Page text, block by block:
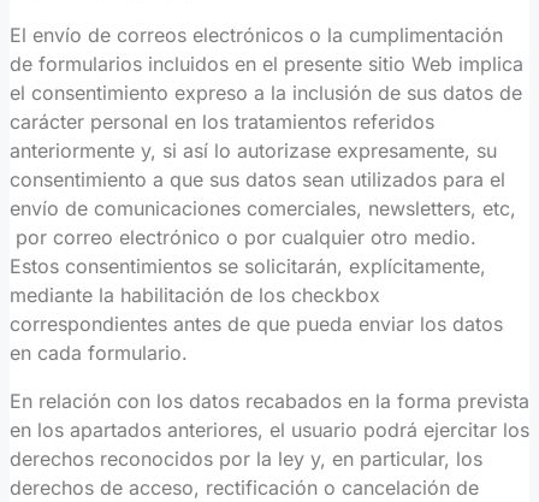
El envío de correos electrónicos o la cumplimentación
de formularios incluidos en el presente sitio Web implica
el consentimiento expreso a la inclusión de sus datos de
carácter personal en los tratamientos referidos
anteriormente y, si así lo autorizase expresamente, su
consentimiento a que sus datos sean utilizados para el
envío de comunicaciones comerciales, newsletters, etc,
por correo electrónico o por cualquier otro medio.
Estos consentimientos se solicitarán, explícitamente,
mediante la habilitación de los checkbox
correspondientes antes de que pueda enviar los datos
en cada formulario.
En relación con los datos recabados en la forma prevista
en los apartados anteriores, el usuario podrá ejercitar los
derechos reconocidos por la ley y, en particular, los
derechos de acceso, rectificación o cancelación de